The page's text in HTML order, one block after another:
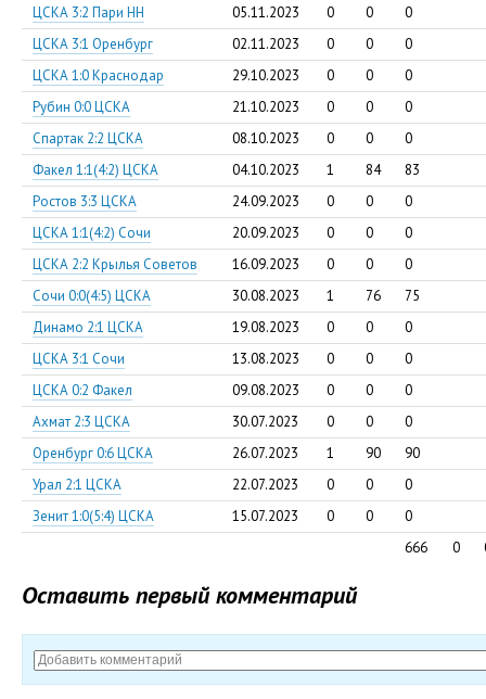
ЦСКА 3:2 Пари НН
05.11.2023 0 0
0
ЦСКА 3:1 Оренбург
02.11.2023 0 0
0
ЦСКА 1:0 Краснодар
29.10.2023 0 0
0
Рубин 0:0 ЦСКА
21.10.2023 0 0
0
Спартак 2:2 ЦСКА
08.10.2023 0 0
0
Факел 1:1(4:2) ЦСКА
04.10.2023 1 84
83
Ростов 3:3 ЦСКА
24.09.2023 0 0
0
ЦСКА 1:1(4:2) Сочи
20.09.2023 0 0
0
ЦСКА 2:2 Крылья Советов
16.09.2023 0 0
0
Сочи 0:0(4:5) ЦСКА
30.08.2023 1 76
75
Динамо 2:1 ЦСКА
19.08.2023 0 0
0
ЦСКА 3:1 Сочи
13.08.2023 0 0
0
ЦСКА 0:2 Факел
09.08.2023 0 0
0
Ахмат 2:3 ЦСКА
30.07.2023 0 0
0
Оренбург 0:6 ЦСКА
26.07.2023 1 90
90
Урал 2:1 ЦСКА
22.07.2023 0 0
0
Зенит 1:0(5:4) ЦСКА
15.07.2023 0 0
0
666
0
Оставить первый комментарий